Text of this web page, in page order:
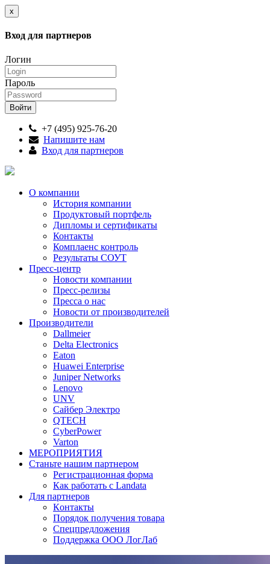
x
Вход для партнеров
Логин
Пароль
+7 (495) 925-76-20
Напишите нам
Вход для партнеров
О компании
История компании
Продуктовый портфель
Дипломы и сертификаты
Контакты
Комплаенс контроль
Результаты СОУТ
Пресс-центр
Новости компании
Пресс-релизы
Пресса о нас
Новости от производителей
Производители
Dallmeier
Delta Electronics
Eaton
Huawei Enterprise
Juniper Networks
Lenovo
UNV
Сайбер Электро
QTECH
CyberPower
Varton
МЕРОПРИЯТИЯ
Станьте нашим партнером
Регистрационная форма
Как работать с Landata
Для партнеров
Кoнтaкты
Порядок получения товара
Спецпредложения
Поддержка ООО ЛогЛаб